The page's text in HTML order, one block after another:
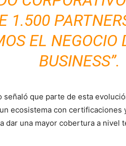
1.500
EL NEGOCIO
BUSINESS”.
señaló que parte de esta
ecosistema con certificaciones
dar una mayor cobertura a nivel